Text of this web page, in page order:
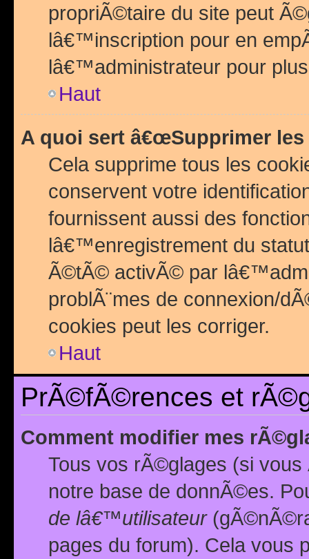
propriÃ©taire du site peut
lâ€™inscription pour en
lâ€™administrateur pour
Haut
A quoi sert â€œSupprimer les
Cela supprime tous les
conservent votre
fournissent aussi des
lâ€™enregistrement du
Ã©tÃ© activÃ© par
problÃ¨mes de connexion/
cookies peut les corriger.
Haut
PrÃ©fÃ©rences et
Comment modifier mes
Tous vos rÃ©glages (si
notre base de donnÃ©es.
de lâ€™utilisateur
pages du forum). Cela vous